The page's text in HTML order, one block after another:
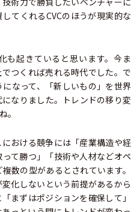
てくれるCVCのほうが現実的な
も起きていると思います。今ま
つくれば売れる時代でした。で
なって、「新しいもの」を世界
なりました。トレンドの移り変
。
おける競争には「産業構造や経
て勝つ」「技術や人材などオペ
数の型があるとされています。
化しないという前提があるから
まずはポジションを確保して」